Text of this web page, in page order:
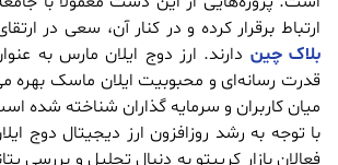
ارتباط برقرار کرده و در کنار آن، سعی در
بلاک چیندارند. ارز دوج ایلان مارس به
قدرت رسانه‌ای و محبوبیت ایلان ماسک بهره
میان کاربران و سرمایه گذاران شناخته شده
با توجه به رشد روزافزون ارز دیجیتال دوج
فعالان بازار کریپتو به دنبال تحلیل و بررسی